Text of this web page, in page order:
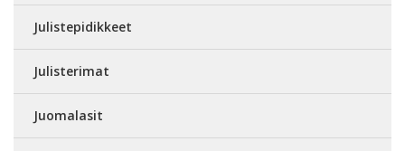
Julistepidikkeet
Julisterimat
Juomalasit